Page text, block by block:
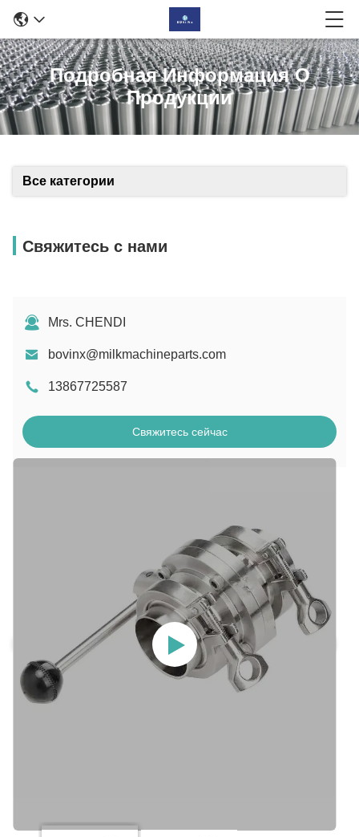
Подробная Информация О
Продукции
Все категории
Свяжитесь с нами
Mrs. CHENDI
bovinx@milkmachineparts.com
13867725587
Свяжитесь сейчас